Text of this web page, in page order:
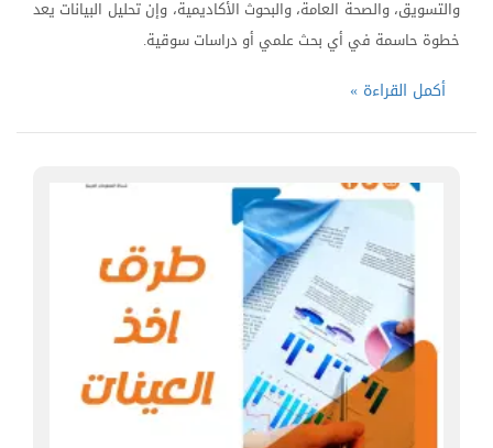
والتسويق، والصحة العامة، والبحوث الأكاديمية، وإن تحليل البيانات يعد
خطوة حاسمة في أي بحث علمي أو دراسات سوقية.
أكمل القراءة »